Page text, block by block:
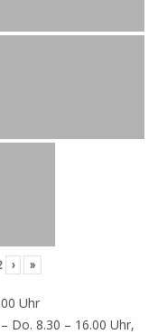
› »
Uhr
Do. 8.30 – 16.00 Uhr,